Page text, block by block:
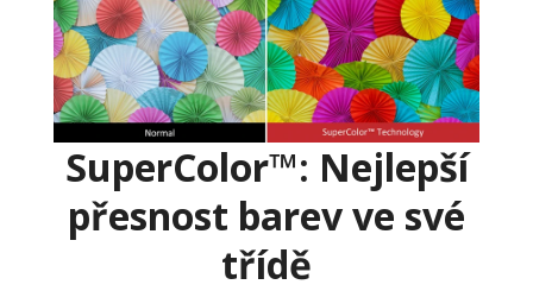
SuperColor™: Nejlepší
přesnost barev ve své
třídě